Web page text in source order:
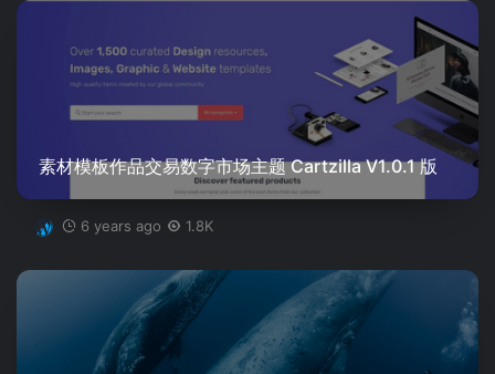
素材模板作品交易数字市场主题 Cartzilla V1.0.1 版
6 years ago 1.8K